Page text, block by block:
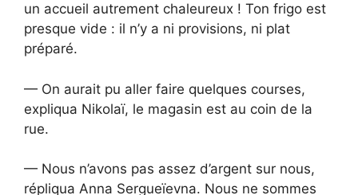
un accueil autrement chaleureux ! Ton frigo est
presque vide : il n’y a ni provisions, ni plat
préparé.
— On aurait pu aller faire quelques courses,
expliqua Nikolaï, le magasin est au coin de la
rue.
— Nous n’avons pas assez d’argent sur nous,
répliqua Anna Sergueïevna. Nous ne sommes